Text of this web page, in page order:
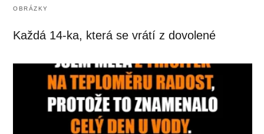
OBRÁZKY
Každá 14-ka, která se vrátí z dovolené